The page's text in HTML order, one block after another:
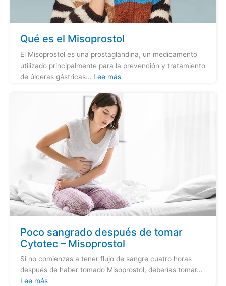
Qué es el Misoprostol
El Misoprostol es una prostaglandina, un medicamento
utilizado principalmente para la prevención y tratamiento
de úlceras gástricas… Lee más
Poco sangrado después de tomar
Cytotec – Misoprostol
Si no comienzas a tener flujo de sangre cuatro horas
después de haber tomado Misoprostol, deberías tomar…
Lee más